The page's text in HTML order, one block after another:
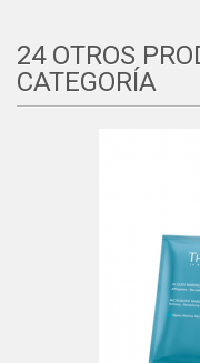
24 OTROS
CATEGORÍA